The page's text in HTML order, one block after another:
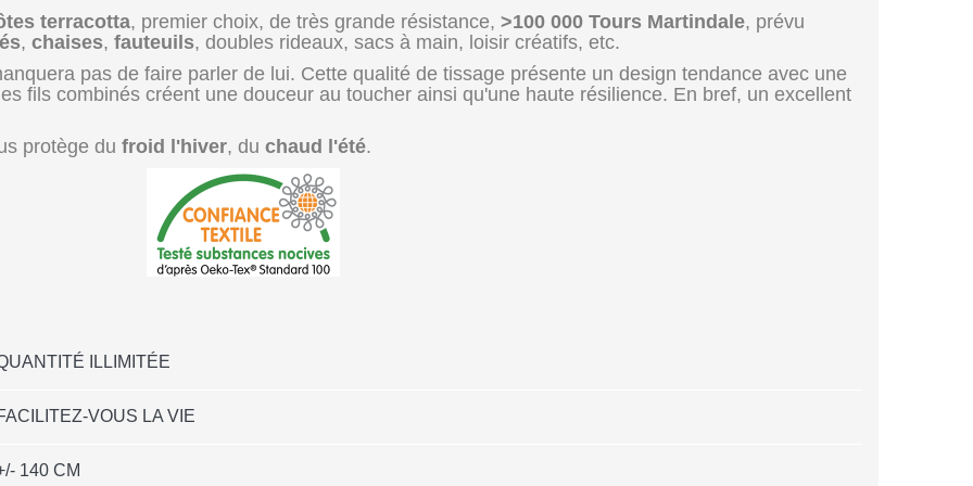
terracotta, premier choix, de très grande résistance, >100 000 Tours Martindale, prévu
, chaises, fauteuils, doubles rideaux, sacs à main, loisir créatifs, etc.
pas de faire parler de lui. Cette qualité de tissage présente un design tendance avec une
fils combinés créent une douceur au toucher ainsi qu'une haute résilience. En bref, un excellent
protège du froid l'hiver, du chaud l'été.
ILLIMITÉE
VOUS LA VIE
140 CM